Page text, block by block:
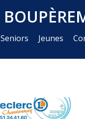
Seniors Jeunes